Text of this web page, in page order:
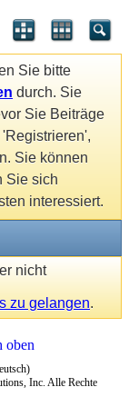
Sie bitte
durch. Sie
Sie Beiträge
Sie können
Sie sich
interessiert.
nicht
zu gelangen.
oben
Inc. Alle Rechte